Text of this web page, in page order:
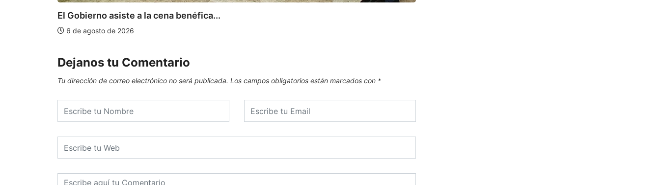
El Gobierno asiste a la cena benéfica...
6 de agosto de 2026
Dejanos tu Comentario
Tu dirección de correo electrónico no será publicada. Los campos obligatorios están marcados con *